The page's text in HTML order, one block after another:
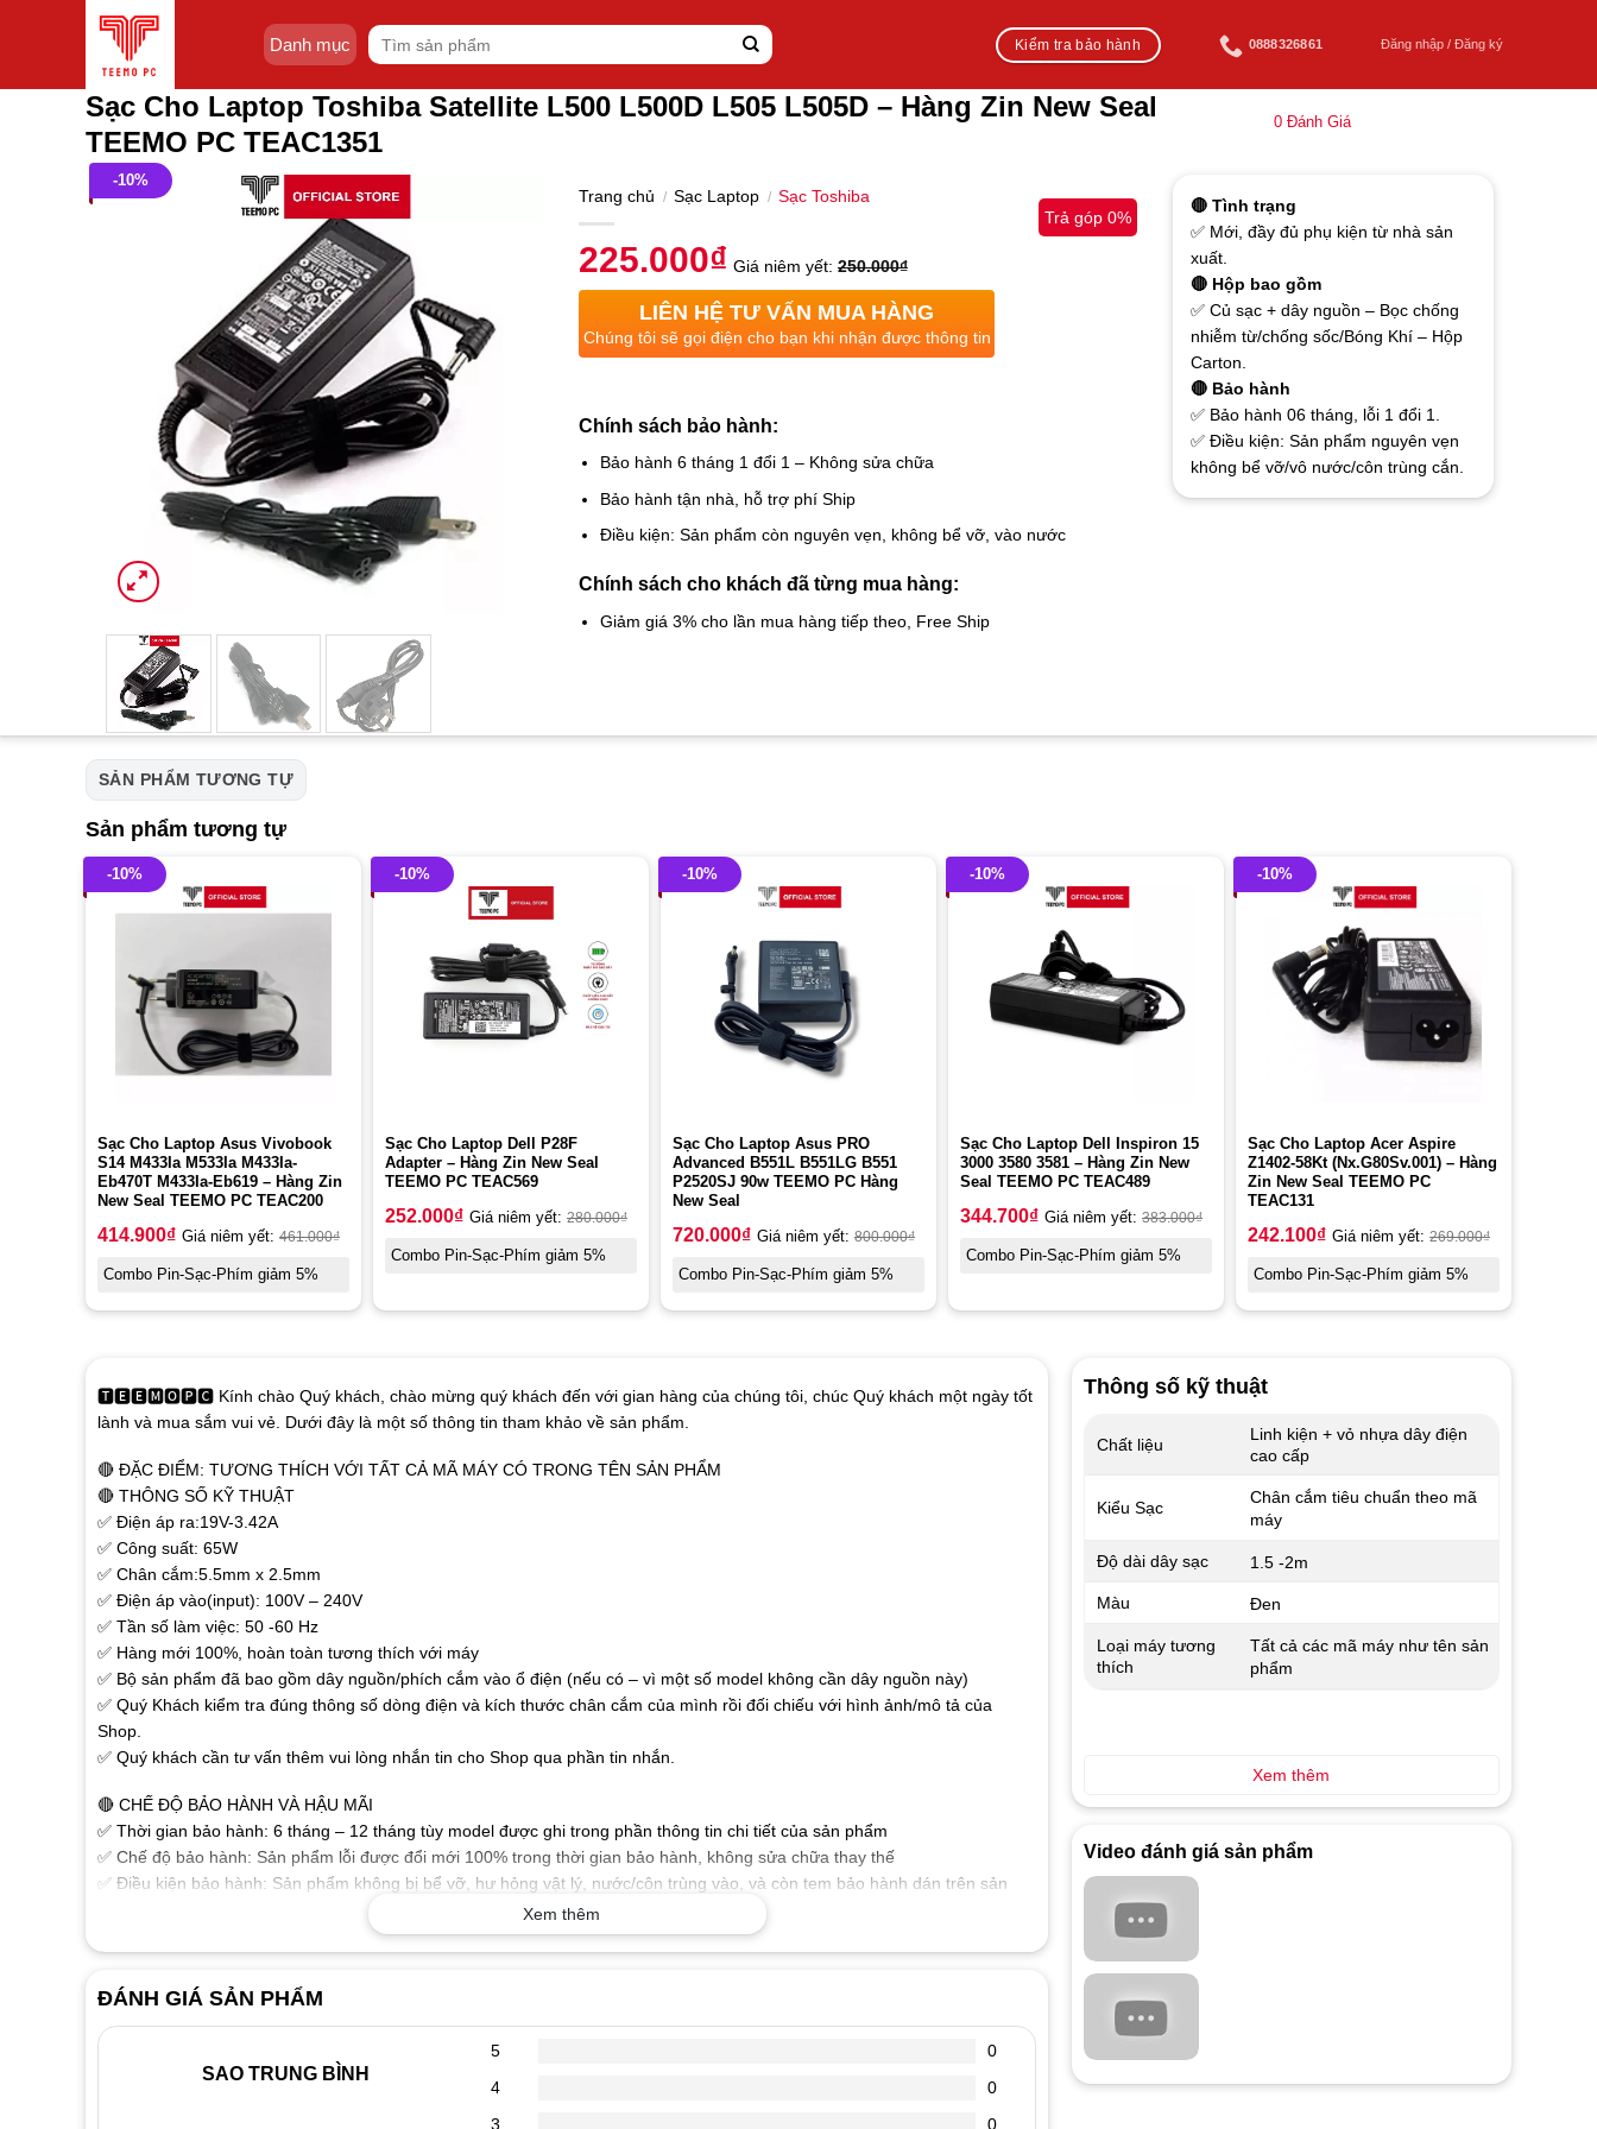
Danh mục
Tìm
kiếm:
Kiểm tra bảo hành 0888326861 Đăng nhập / Đăng ký
Sạc Cho Laptop Toshiba Satellite L500 L500D L505 L505D – Hàng Zin New Seal
TEEMO PC TEAC1351
0 Đánh Giá
-10%
Trang chủ / Sạc Laptop / Sạc Toshiba
225.000₫ Giá niêm yết: 250.000₫
Trả góp 0%
LIÊN HỆ TƯ VẤN MUA HÀNG
Chúng tôi sẽ gọi điện cho bạn khi nhận được thông tin
Chính sách bảo hành:
Bảo hành 6 tháng 1 đổi 1 – Không sửa chữa
Bảo hành tận nhà, hỗ trợ phí Ship
Điều kiện: Sản phẩm còn nguyên vẹn, không bể vỡ, vào nước
Chính sách cho khách đã từng mua hàng:
Giảm giá 3% cho lần mua hàng tiếp theo, Free Ship
🔴 Tình trạng
✅ Mới, đầy đủ phụ kiện từ nhà sản
xuất.
🔴 Hộp bao gồm
✅ Củ sạc + dây nguồn – Bọc chống
nhiễm từ/chống sốc/Bóng Khí – Hộp
Carton.
🔴 Bảo hành
✅ Bảo hành 06 tháng, lỗi 1 đổi 1.
✅ Điều kiện: Sản phẩm nguyên vẹn
không bể vỡ/vô nước/côn trùng cắn.
SẢN PHẨM TƯƠNG TỰ
Sản phẩm tương tự
-10%
Sạc Cho Laptop Asus Vivobook
S14 M433Ia M533Ia M433Ia-
Eb470T M433Ia-Eb619 – Hàng Zin
New Seal TEEMO PC TEAC200
414.900₫ Giá niêm yết: 461.000₫
Combo Pin-Sạc-Phím giảm 5%
-10%
Sạc Cho Laptop Dell P28F
Adapter – Hàng Zin New Seal
TEEMO PC TEAC569
252.000₫ Giá niêm yết: 280.000₫
Combo Pin-Sạc-Phím giảm 5%
-10%
Sạc Cho Laptop Asus PRO
Advanced B551L B551LG B551
P2520SJ 90w TEEMO PC Hàng
New Seal
720.000₫ Giá niêm yết: 800.000₫
Combo Pin-Sạc-Phím giảm 5%
-10%
Sạc Cho Laptop Dell Inspiron 15
3000 3580 3581 – Hàng Zin New
Seal TEEMO PC TEAC489
344.700₫ Giá niêm yết: 383.000₫
Combo Pin-Sạc-Phím giảm 5%
-10%
Sạc Cho Laptop Acer Aspire
Z1402-58Kt (Nx.G80Sv.001) – Hàng
Zin New Seal TEEMO PC
TEAC131
242.100₫ Giá niêm yết: 269.000₫
Combo Pin-Sạc-Phím giảm 5%
🆃🅴🅴🅼🅾🅿🅲 Kính chào Quý khách, chào mừng quý khách đến với gian hàng của chúng tôi, chúc Quý khách một ngày tốt
lành và mua sắm vui vẻ. Dưới đây là một số thông tin tham khảo về sản phẩm.
🔴 ĐẶC ĐIỂM: TƯƠNG THÍCH VỚI TẤT CẢ MÃ MÁY CÓ TRONG TÊN SẢN PHẨM
🔴 THÔNG SỐ KỸ THUẬT
✅ Điện áp ra:19V-3.42A
✅ Công suất: 65W
✅ Chân cắm:5.5mm x 2.5mm
✅ Điện áp vào(input): 100V – 240V
✅ Tần số làm việc: 50 -60 Hz
✅ Hàng mới 100%, hoàn toàn tương thích với máy
✅ Bộ sản phẩm đã bao gồm dây nguồn/phích cắm vào ổ điện (nếu có – vì một số model không cần dây nguồn này)
✅ Quý Khách kiểm tra đúng thông số dòng điện và kích thước chân cắm của mình rồi đối chiếu với hình ảnh/mô tả của
Shop.
✅ Quý khách cần tư vấn thêm vui lòng nhắn tin cho Shop qua phần tin nhắn.
🔴 CHẾ ĐỘ BẢO HÀNH VÀ HẬU MÃI
✅ Thời gian bảo hành: 6 tháng – 12 tháng tùy model được ghi trong phần thông tin chi tiết của sản phẩm
✅ Chế độ bảo hành: Sản phẩm lỗi được đổi mới 100% trong thời gian bảo hành, không sửa chữa thay thế
✅ Điều kiện bảo hành: Sản phẩm không bị bể vỡ, hư hỏng vật lý, nước/côn trùng vào, và còn tem bảo hành dán trên sản
🔴 MỘT SỐ THÔNG TIN THAM KHẢO VỀ SẠC LAPTOP
✅ Sạc dành cho Laptop chất lượng cao đảm bảo các thông số kỹ thuật mà máy tính xách tay của bạn yêu cầu, cấp nguồn
ổn định chuẩn dòng cho Laptop của bạn làm việc tốt nhất.
✅ Sạc được sản xuất theo tiêu chuẩn cho chất lượng sạc tốt, dòng diện an toàn, chống chập, cháy nổ, không gây ảnh
hưởng xấu đến thiết bị.
✅ Tính năng bảo vệ Laptop nếu điện áp không chính xác, đoản mạch hoặc quá nóng.
✅ Vật liệu cấu tạo tốt, độ bền cao với vỏ nhựa chắc chắn, chống oxi hóa, chống chịu va đập, bảo vệ mạch điện bên trong
Xem thêm
ĐÁNH GIÁ SẢN PHẨM
SAO TRUNG BÌNH
5
0
4
0
3
0
Thông số kỹ thuật
Chất liệu
Linh kiện + vỏ nhựa dây điện
cao cấp
Kiểu Sạc
Chân cắm tiêu chuẩn theo mã
máy
Độ dài dây sạc 1.5 -2m
Màu Đen
Loại máy tương
thích
Tất cả các mã máy như tên sản
phẩm
Xem thêm
Video đánh giá sản phẩm